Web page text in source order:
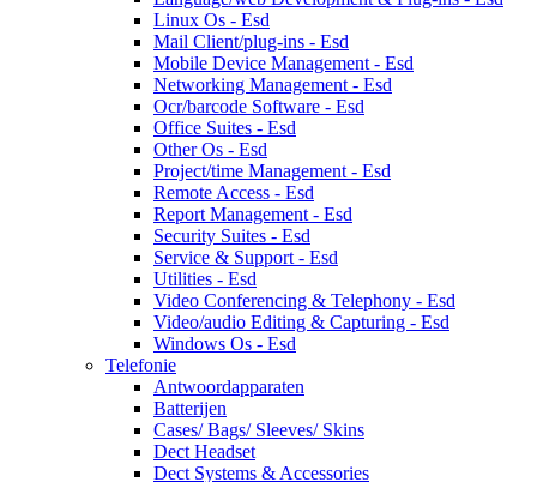
Linux Os - Esd
Mail Client/plug-ins - Esd
Mobile Device Management - Esd
Networking Management - Esd
Ocr/barcode Software - Esd
Office Suites - Esd
Other Os - Esd
Project/time Management - Esd
Remote Access - Esd
Report Management - Esd
Security Suites - Esd
Service & Support - Esd
Utilities - Esd
Video Conferencing & Telephony - Esd
Video/audio Editing & Capturing - Esd
Windows Os - Esd
Telefonie
Antwoordapparaten
Batterijen
Cases/ Bags/ Sleeves/ Skins
Dect Headset
Dect Systems & Accessories